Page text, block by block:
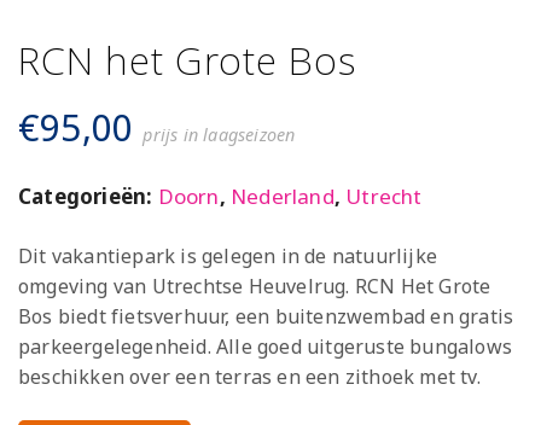
RCN het Grote Bos
€95,00 prijs in laagseizoen
Categorieën: Doorn, Nederland, Utrecht
Dit vakantiepark is gelegen in de natuurlijke
omgeving van Utrechtse Heuvelrug. RCN Het Grote
Bos biedt fietsverhuur, een buitenzwembad en gratis
parkeergelegenheid. Alle goed uitgeruste bungalows
beschikken over een terras en een zithoek met tv.